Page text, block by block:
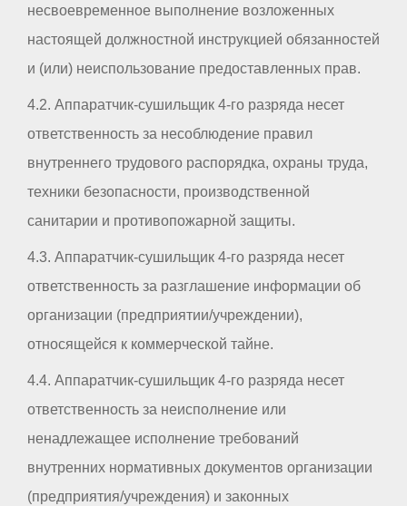
несвоевременное выполнение возложенных
настоящей должностной инструкцией обязанностей
и (или) неиспользование предоставленных прав.
4.2. Аппаратчик-сушильщик 4-го разряда несет
ответственность за несоблюдение правил
внутреннего трудового распорядка, охраны труда,
техники безопасности, производственной
санитарии и противопожарной защиты.
4.3. Аппаратчик-сушильщик 4-го разряда несет
ответственность за разглашение информации об
организации (предприятии/учреждении),
относящейся к коммерческой тайне.
4.4. Аппаратчик-сушильщик 4-го разряда несет
ответственность за неисполнение или
ненадлежащее исполнение требований
внутренних нормативных документов организации
(предприятия/учреждения) и законных